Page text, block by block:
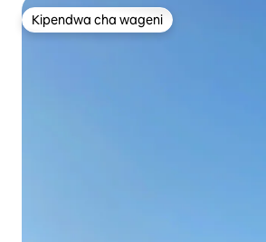
Kipendwa cha wageni
Kipendwa cha wageni